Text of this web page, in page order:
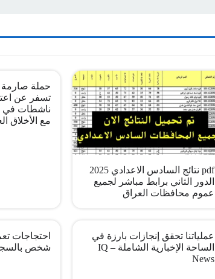
pdf نتائج السادس الاعدادي 2025
الدور الثاني برابط مباشر لجميع
عموم محافظات العراق
حملة صارمة
تسفر عن
ناشطات في
مع الأخلاق
عملياتنا تحقق إنجازات بارزة في
الساحة الإخبارية الشاملة – IQ
News
احتجاجات
شخص